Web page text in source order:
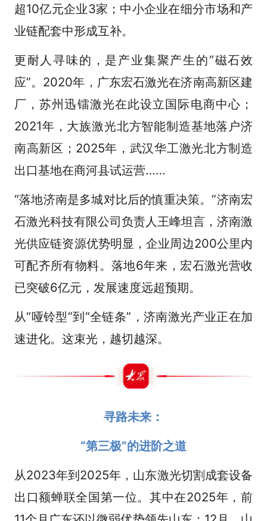
超10亿元企业3家；中小企业在细分市场和产
业链配套中形成互补。
更耐人寻味的，是产业集聚产生的“磁石效
应”。2020年，广东宏石激光在济南高新区建
厂，苏州迅镭激光在此设立国际电商中心；
2021年，大族激光北方智能制造基地落户济
南高新区；2025年，武汉华工激光北方制造
出口基地在商河县试运营……
“落地济南是多城对比后的慎重决策。”济南宏
石激光科技有限公司负责人王峰坦言，济南激
光供应链资源优势明显，企业周边200公里内
可配齐所有物料。落地6年来，宏石激光营收
已突破6亿元，发展速度远超预期。
从“哑铃型”到“全链条”，济南激光产业正在加
速进化。这束光，越切越深。
寻路未来：
“第三极”的进阶之道
从2023年到2025年，山东激光切割成套设备
出口额蝉联全国第一位。其中在2025年，前